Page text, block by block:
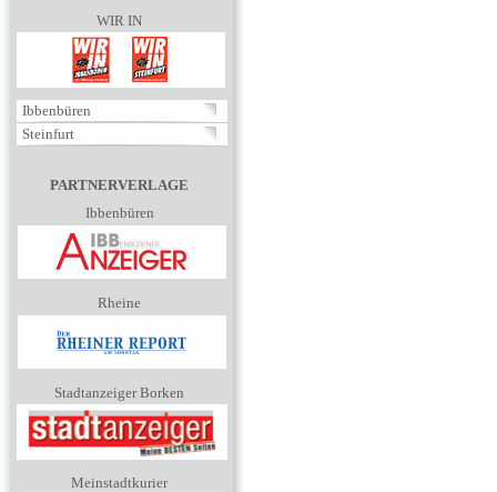
WIR IN
Ibbenbüren
Steinfurt
PARTNERVERLAGE
Ibbenbüren
Rheine
Stadtanzeiger Borken
Meinstadtkurier